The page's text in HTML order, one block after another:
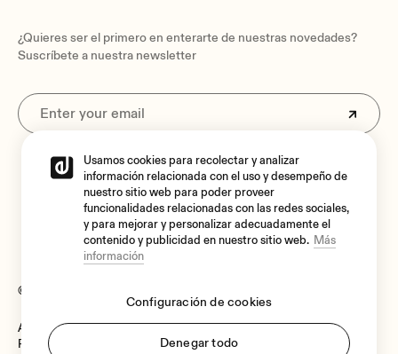
¿Quieres ser el primero en enterarte de nuestras novedades?
Suscríbete a nuestra newsletter
Al suscribirte aceptas nuestraPolítica de privacidad.
© 2026 Ecler
Aviso legal
Política de cookies
Language:
Usamos cookies para recolectar y analizar
información relacionada con el uso y desempeño de
nuestro sitio web para poder proveer
funcionalidades relacionadas con las redes sociales,
y para mejorar y personalizar adecuadamente el
contenido y publicidad en nuestro sitio web. Más
información
Configuración de cookies
Denegar todo